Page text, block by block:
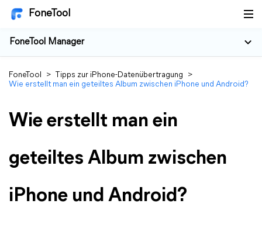
FoneTool
FoneTool Manager
FoneTool > Tipps zur iPhone-Datenübertragung
>
Wie erstellt man ein geteiltes Album zwischen iPhone und Android?
Wie erstellt man ein
geteiltes Album zwischen
iPhone und Android?